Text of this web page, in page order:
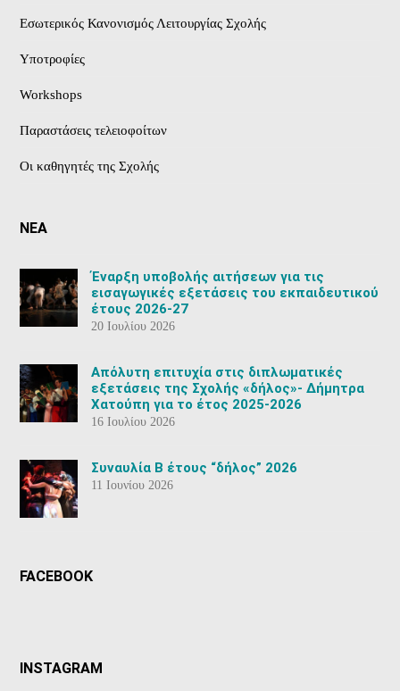
Εσωτερικός Κανονισμός Λειτουργίας Σχολής
Υποτροφίες
Workshops
Παραστάσεις τελειοφοίτων
Οι καθηγητές της Σχολής
ΝΕΑ
Έναρξη υποβολής αιτήσεων για τις
εισαγωγικές εξετάσεις του εκπαιδευτικού
έτους 2026-27
20 Ιουλίου 2026
Aπόλυτη επιτυχία στις διπλωματικές
εξετάσεις της Σχολής «δήλος»- Δήμητρα
Χατούπη για το έτος 2025-2026
16 Ιουλίου 2026
Συναυλία Β έτους “δήλος” 2026
11 Ιουνίου 2026
FACEBOOK
INSTAGRAM